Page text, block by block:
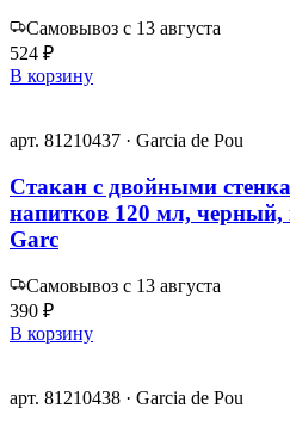
Самовывоз с 13 августа
524 ₽
В корзину
арт. 81210437 · Garcia de Pou
Стакан с двойными
напитков 120 мл, черный,
Garc
Самовывоз с 13 августа
390 ₽
В корзину
арт. 81210438 · Garcia de Pou